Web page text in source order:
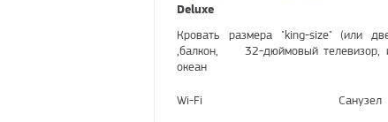
Deluxe
Кровать размера "king-size" (или
,балкон, 32-дюймовый телевизор,
океан
Wi-Fi Санузел